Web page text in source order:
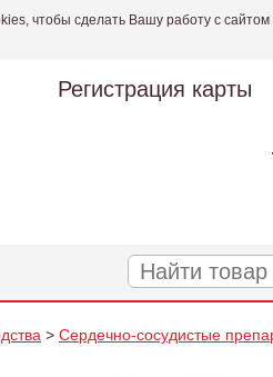
чтобы сделать Вашу работу с
Регистрация карты
> Сердечно-сосудистые